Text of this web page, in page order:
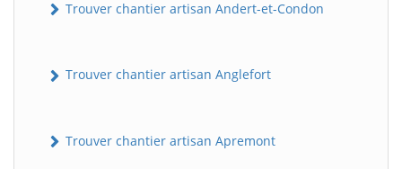
Trouver chantier artisan Andert-et-Condon
Trouver chantier artisan Anglefort
Trouver chantier artisan Apremont